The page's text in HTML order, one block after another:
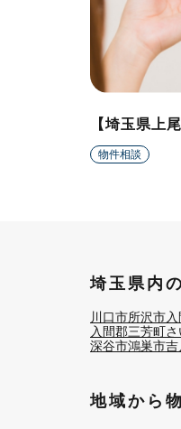
【埼玉県上
物件相談
埼玉県内
川口市所沢市
入間郡三芳町
深谷市鴻巣市吉
地域から